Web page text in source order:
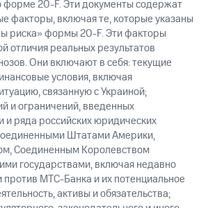
форме 20-F. Эти документы содержат
факторы, включая те, которые указаны
риска» формы 20-F. Эти факторы
отличия реальных результатов
Они включают в себя: текущие
условия, включая
связанную с Украиной;
и ограничений, введенных
и ряда российских юридических
Штатами Америки,
Соединенным Королевством
государствами, включая недавно
против МТС-Банка и их потенциальное
активы и обязательства;